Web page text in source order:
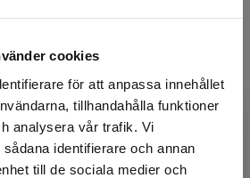
cookies
för att anpassa innehållet
tillhandahålla funktioner
analysera vår trafik. Vi
identifierare och annan
till de sociala medier och
fraktregion
01